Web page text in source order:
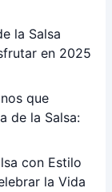
la Salsa
en 2025
que
de la Salsa:
con Estilo
la Vida